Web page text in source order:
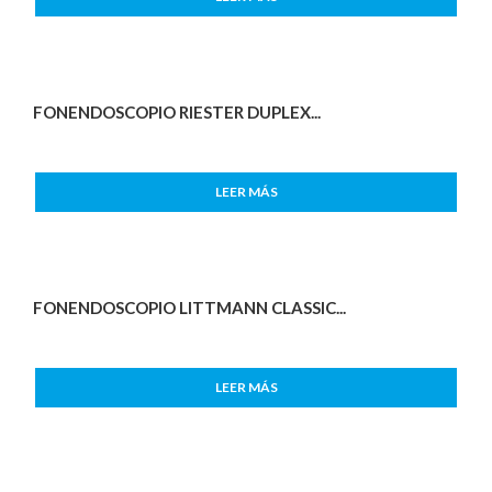
FONENDOSCOPIO RIESTER DUPLEX...
LEER MÁS
FONENDOSCOPIO LITTMANN CLASSIC...
LEER MÁS